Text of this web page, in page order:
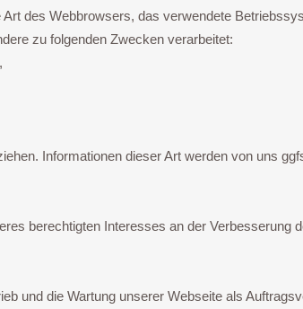
des Webbrowsers, das verwendete
zu folgenden Zwecken verarbeitet:
Informationen dieser Art werden von uns
berechtigten Interesses an der Verbesserung
und die Wartung unserer Webseite als